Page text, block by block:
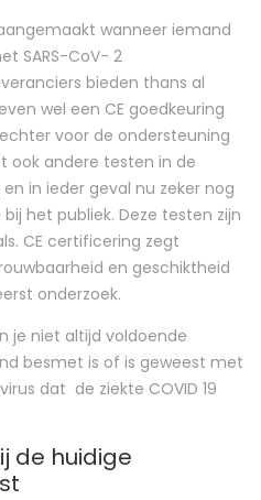
wanneer iemand
SARS-CoV- 2
bieden thans al
wel een CE goedkeuring
voor de ondersteuning
ook andere testen in de
in ieder geval nu zeker nog
het publiek. Deze testen zijn
CE certificering zegt
en geschiktheid
onderzoek.
je niet altijd voldoende
besmet is of is geweest met
dat de ziekte COVID 19
de huidige